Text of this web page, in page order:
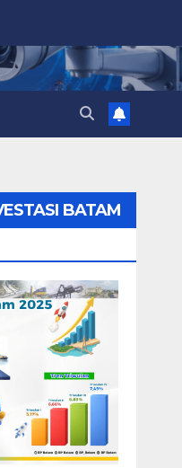
BATAM